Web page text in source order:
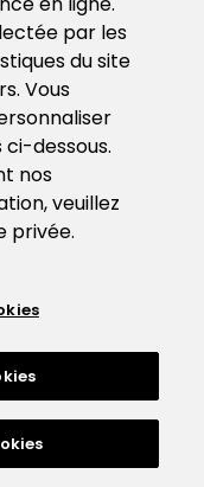
par les
du site
Vous
ci-dessous.
nos
veuillez
privée.